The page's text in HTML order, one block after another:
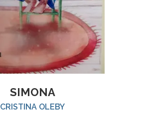
SIMONA
CRISTINA OLEBY